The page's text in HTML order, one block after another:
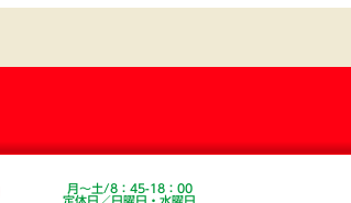
月～土/8：45-18：00
定休日／日曜日・水曜日